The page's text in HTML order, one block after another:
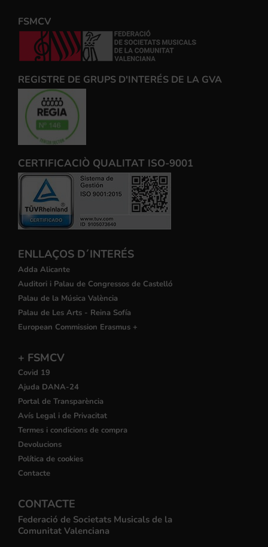
FSMCV
REGISTRE DE GRUPS D'INTERÉS DE LA GVA
CERTIFICACIÒ QUALITAT ISO-9001
ENLLAÇOS D´INTERÉS
Adda Alicante
Auditori i Palau de Congressos de Castelló
Palau de la Música València
Palau de Les Arts - Reina Sofía
European Commission Erasmus +
+ FSMCV
Covid 19
Ajuda DANA-24
Portal de Transparència
Avís Legal i de Privacitat
Termes i condicions de compra
Devolucions
Política de cookies
Contacte
CONTACTE
Federació de Societats Musicals de la
Comunitat Valenciana